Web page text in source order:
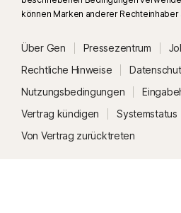
können Marken anderer Rechteinhaber
Über Gen Pressezentrum
Rechtliche Hinweise
Nutzungsbedingungen
Vertrag kündigen
Systemstatus
Von Vertrag zurücktreten